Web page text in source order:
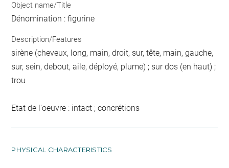
Object name/Title
Dénomination : figurine
Description/Features
sirène (cheveux, long, main, droit, sur, tête, main, gauche,
sur, sein, debout, aile, déployé, plume) ; sur dos (en haut) ;
trou
Etat de l'oeuvre : intact ; concrétions
PHYSICAL CHARACTERISTICS